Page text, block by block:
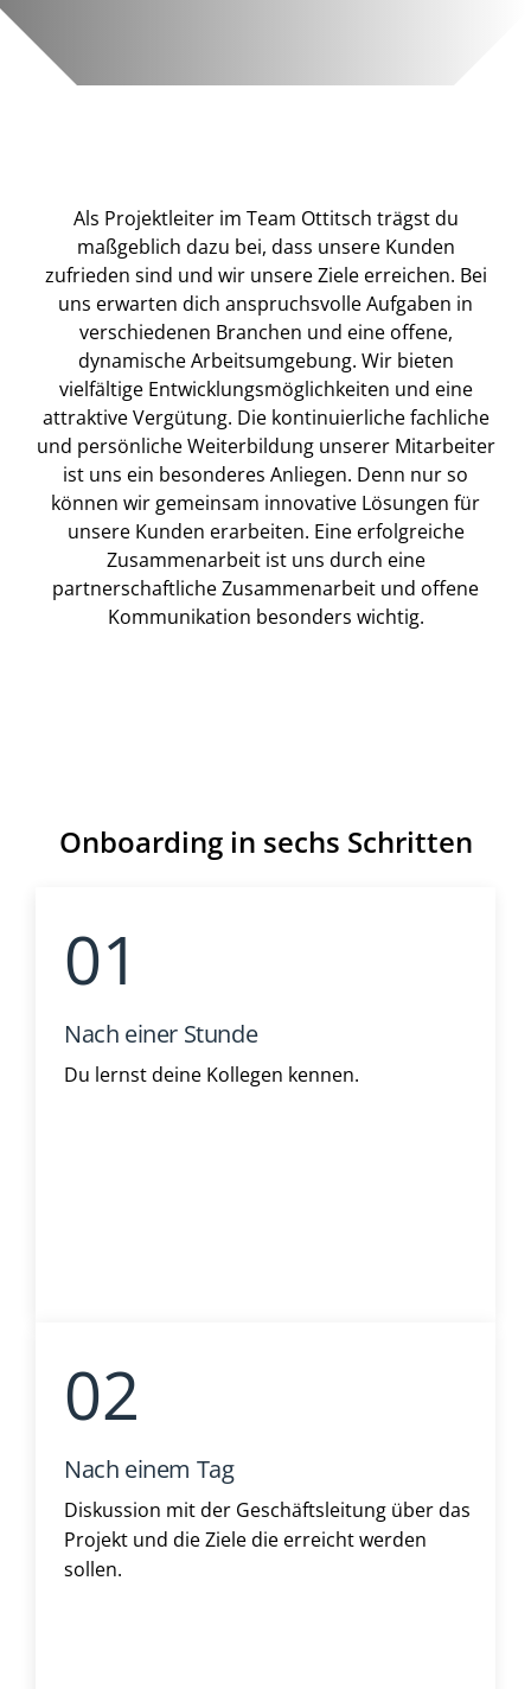
Als Projektleiter im Team Ottitsch trägst du
maßgeblich dazu bei, dass unsere Kunden
zufrieden sind und wir unsere Ziele erreichen. Bei
uns erwarten dich anspruchsvolle Aufgaben in
verschiedenen Branchen und eine offene,
dynamische Arbeitsumgebung. Wir bieten
vielfältige Entwicklungsmöglichkeiten und eine
attraktive Vergütung. Die kontinuierliche fachliche
und persönliche Weiterbildung unserer Mitarbeiter
ist uns ein besonderes Anliegen. Denn nur so
können wir gemeinsam innovative Lösungen für
unsere Kunden erarbeiten. Eine erfolgreiche
Zusammenarbeit ist uns durch eine
partnerschaftliche Zusammenarbeit und offene
Kommunikation besonders wichtig.
Onboarding in sechs Schritten
Nach einer Stunde
Du lernst deine Kollegen kennen.
Nach einem Tag
Diskussion mit der Geschäftsleitung über das
Projekt und die Ziele die erreicht werden
sollen.